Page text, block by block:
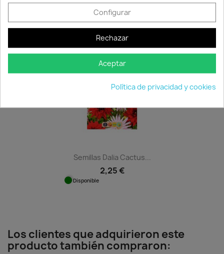
Crasas
Semillas Dalia Cactus...
2,25 €
Disponible
Los clientes que adquirieron este
producto también compraron:
Configurar
Rechazar
Aceptar
Política de privacidad y cookies